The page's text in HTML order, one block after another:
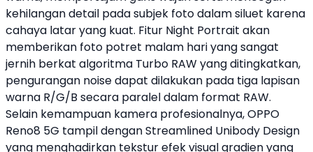
kehilangan detail pada subjek foto dalam siluet karena
cahaya latar yang kuat. Fitur Night Portrait akan
memberikan foto potret malam hari yang sangat
jernih berkat algoritma Turbo RAW yang ditingkatkan,
pengurangan noise dapat dilakukan pada tiga lapisan
warna R/G/B secara paralel dalam format RAW.
Selain kemampuan kamera profesionalnya,OPPO
Reno8 5G tampil dengan Streamlined Unibody Design
yang menghadirkan tekstur efek visual gradien yang